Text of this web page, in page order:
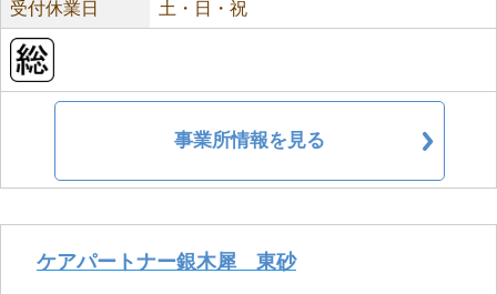
受付休業日 土・日・祝
事業所情報を見る
ケアパートナー銀木犀 東砂